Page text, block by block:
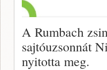
A Rumbach
sajtóuzsonnát
nyitotta meg.